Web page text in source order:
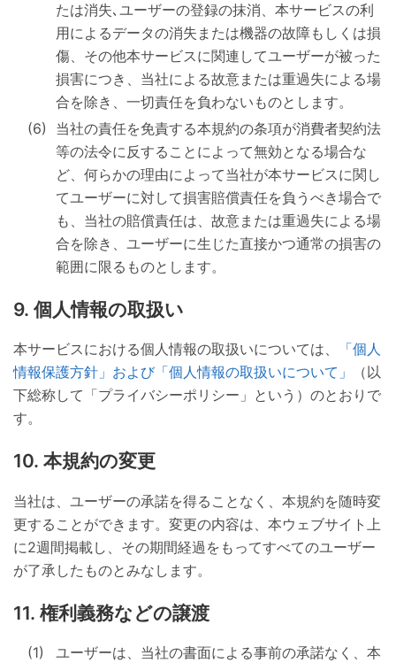
たは消失､ユーザーの登録の抹消、本サービスの利
用によるデータの消失または機器の故障もしくは損
傷、その他本サービスに関連してユーザーが被った
損害につき、当社による故意または重過失による場
合を除き、一切責任を負わないものとします。
当社の責任を免責する本規約の条項が消費者契約法
等の法令に反することによって無効となる場合な
ど、何らかの理由によって当社が本サービスに関し
てユーザーに対して損害賠償責任を負うべき場合で
も、当社の賠償責任は、故意または重過失による場
合を除き、ユーザーに生じた直接かつ通常の損害の
範囲に限るものとします。
個人情報の取扱い
本サービスにおける個人情報の取扱いについては、
「個人
情報保護方針」および「個人情報の取扱いについて」
（以
下総称して「プライバシーポリシー」という）のとおりで
す。
本規約の変更
当社は、ユーザーの承諾を得ることなく、本規約を随時変
更することができます。変更の内容は、本ウェブサイト上
に2週間掲載し、その期間経過をもってすべてのユーザー
が了承したものとみなします。
権利義務などの譲渡
ユーザーは、当社の書面による事前の承諾なく、本